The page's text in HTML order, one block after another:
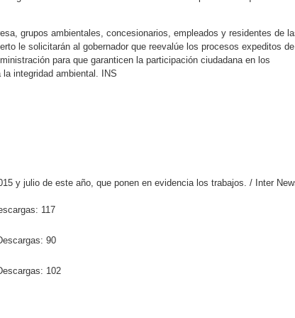
grupos ambientales, concesionarios, empleados y residentes de
le solicitarán al gobernador que reevalúe los procesos expeditos de
para que garanticen la participación ciudadana en los
integridad ambiental. INS
y julio de este año, que ponen en evidencia los trabajos. / Inter
117
90
102